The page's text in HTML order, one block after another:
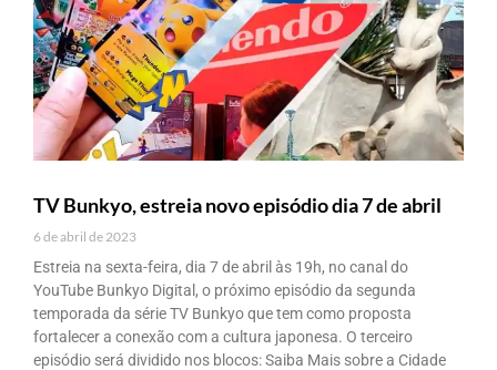
TV Bunkyo, estreia novo episódio dia 7 de abril
6 de abril de 2023
Estreia na sexta-feira, dia 7 de abril às 19h, no canal do
YouTube Bunkyo Digital, o próximo episódio da segunda
temporada da série TV Bunkyo que tem como proposta
fortalecer a conexão com a cultura japonesa. O terceiro
episódio será dividido nos blocos: Saiba Mais sobre a Cidade